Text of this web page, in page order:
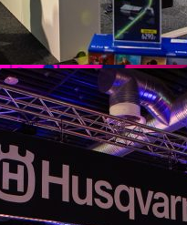
BUTIKER & UTSTÄLLARE